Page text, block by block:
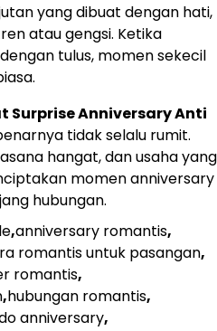
yang dibuat dengan hati,
atau gengsi. Ketika
tulus, momen sekecil
Surprise Anniversary Anti
tidak selalu rumit.
hangat, dan usaha yang
momen anniversary
hubungan.
,anniversary romantis,
romantis untuk pasangan,
romantis,
,hubungan romantis,
anniversary,